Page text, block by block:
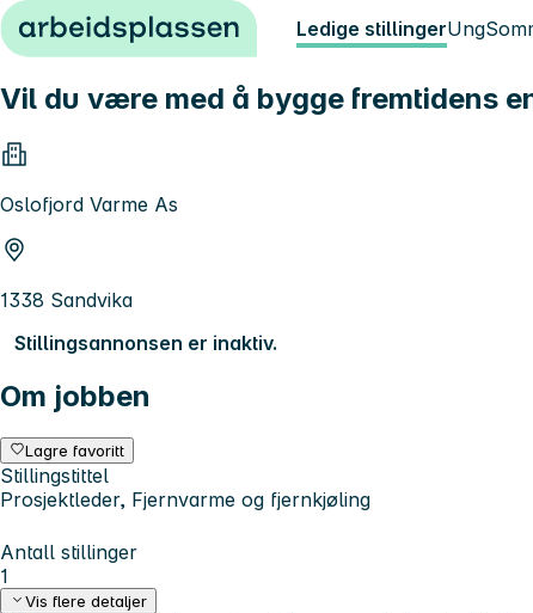
Hopp til innhold Ledige stillingerUng
Vil du være med å bygge fremtidens
Oslofjord Varme As
1338 Sandvika
Stillingsannonsen er inaktiv.
Om jobben
Lagre favoritt
Stillingstittel
Prosjektleder, Fjernvarme og fjernkjøling
Antall stillinger
1
Vis flere detaljer